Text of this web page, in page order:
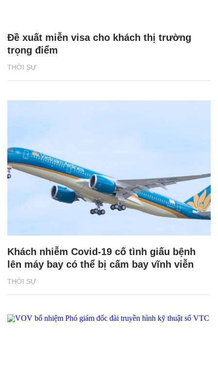
THỜI SỰ
Đề xuất miễn visa cho khách thị trường
trọng điểm
THỜI SỰ
Khách nhiễm Covid-19 cố tình giấu bệnh
lên máy bay có thể bị cấm bay vĩnh viễn